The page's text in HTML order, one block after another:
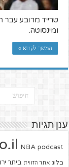
טרייד מרובע עבר
ומינסוטה.
המשך לקרוא »
ענן תגיות
NBA podcast
בלוג אתר הזווית ביתר